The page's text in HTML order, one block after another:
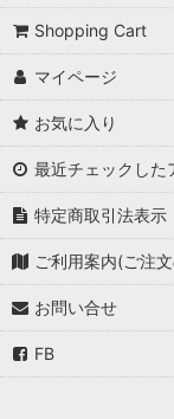
Shopping Cart
マイページ
お気に入り
最近チェックした
特定商取引法表示
ご利用案内(ご注文
お問い合せ
FB